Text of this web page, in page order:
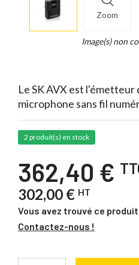
Zoom
Legend...
Image(s) non
Le SK AVX est l'émetteur
microphone sans fil
2 produit(s) en stock
362,40 €
302,00 € HT
Vous avez trouvé ce
Contactez-nous !